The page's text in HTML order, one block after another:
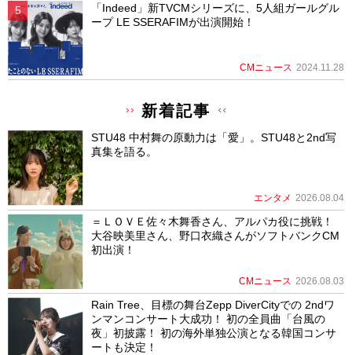
「Indeed」新TVCMシリーズに、5人組ガールグル
ープ LE SSERAFIMが出演開始！
CMニュース 2024.11.28
新着記事
STU48 中村舞の原動力は「愛」。STU48と2nd写
真集を語る。
エンタメ 2026.08.04
＝ＬＯＶＥ佐々木舞香さん、アルパカ役に挑戦！
大谷映美里さん、野口衣織さんがソフトバンクCM
初出演！
CMニュース 2026.08.03
Rain Tree、目標の舞台Zepp DiverCityでの 2ndワ
ンマンコンサート大成功！ 初の全員曲「台風の
夜」初披露！ 初の海外単独公演となる韓国コンサ
ートも決定！